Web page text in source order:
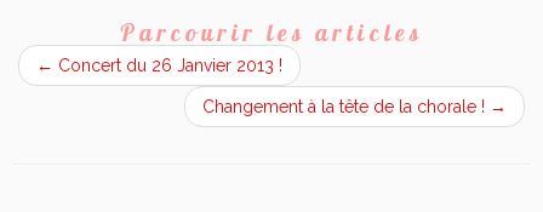
Parcourir les articles
← Concert du 26 Janvier 2013 !
Changement à la tête de la chorale ! →